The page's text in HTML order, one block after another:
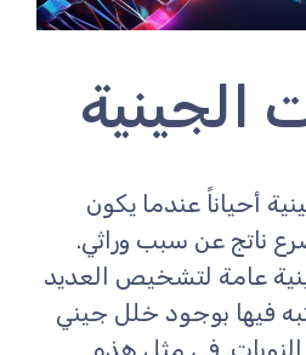
الجينية
أحياناً عندما يكون
ناتج عن سبب وراثي.
عامة لتشخيص العديد
فيها بوجود خلل جيني